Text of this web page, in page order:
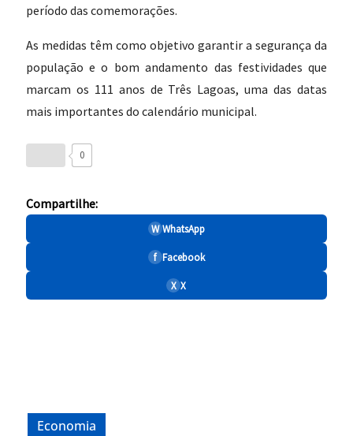
período das comemorações.
As medidas têm como objetivo garantir a segurança da
população e o bom andamento das festividades que
marcam os 111 anos de Três Lagoas, uma das datas
mais importantes do calendário municipal.
0
Compartilhe:
W WhatsApp
f Facebook
X X
Economia